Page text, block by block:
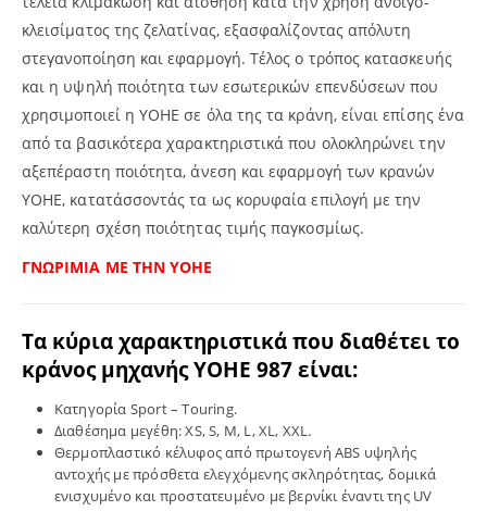
κλεισίματος της ζελατίνας, εξασφαλίζοντας απόλυτη
στεγανοποίηση και εφαρμογή. Τέλος ο τρόπος κατασκευής
και η υψηλή ποιότητα των εσωτερικών επενδύσεων που
χρησιμοποιεί η YOHE σε όλα της τα κράνη, είναι επίσης ένα
από τα βασικότερα χαρακτηριστικά που ολοκληρώνει την
αξεπέραστη ποιότητα, άνεση και εφαρμογή των κρανών
YOHE, κατατάσσοντάς τα ως κορυφαία επιλογή με την
καλύτερη σχέση ποιότητας τιμής παγκοσμίως.
ΓΝΩΡΙΜΙΑ ΜΕ ΤΗΝ YOHE
Τα κύρια χαρακτηριστικά που διαθέτει το
κράνος μηχανήςYOHE 987 είναι:
Κατηγορία Sport – Touring.
Διαθέσημα μεγέθη: XS, S, M, L, XL, XXL.
Θερμοπλαστικό κέλυφος από πρωτογενή ABS υψηλής
αντοχής με πρόσθετα ελεγχόμενης σκληρότητας, δομικά
ενισχυμένο και προστατευμένο με βερνίκι έναντι της UV